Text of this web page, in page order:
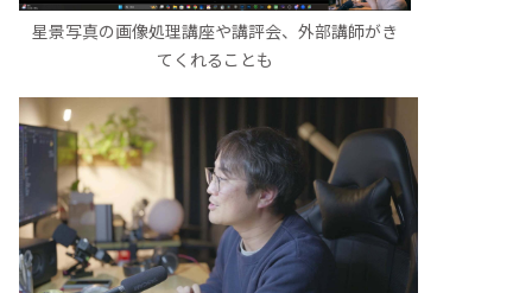
星景写真の画像処理講座や講評会、外部講師がき
てくれることも